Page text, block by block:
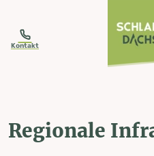
Kontakt
Regionale